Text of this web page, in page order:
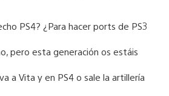
PS4? ¿Para hacer ports de PS3
pero esta generación os estáis
a Vita y en PS4 o sale la artillería